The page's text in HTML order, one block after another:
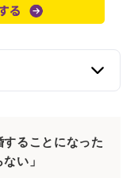
けなくてはなら
することになった
い」